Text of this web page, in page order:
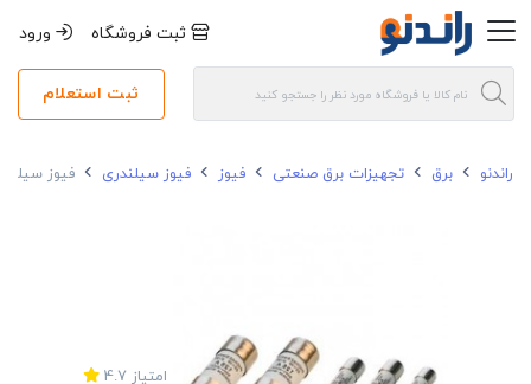
ثبت فروشگاه ورود
ثبت استعلام
راندنو برق تجهیزات برق صنعتی فیوز فیوز سیلندری فیوز سیلندری
امتیاز 4.7